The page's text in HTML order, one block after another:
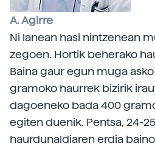
A. Agirre
Ni lanean hasi nintzenean
zegoen. Hortik beherako
Baina gaur egun muga
gramoko haurrek bizirik
dagoeneko bada 400
egiten duenik. Pentsa, 24-
haurdunaldiaren erdia